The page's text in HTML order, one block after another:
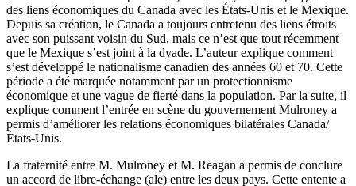
des liens économiques du Canada avec les États-Unis et le Mexique.
Depuis sa création, le Canada a toujours entretenu des liens étroits
avec son puissant voisin du Sud, mais ce n’est que tout récemment
que le Mexique s’est joint à la dyade. L’auteur explique comment
s’est développé le nationalisme canadien des années 60 et 70. Cette
période a été marquée notamment par un protectionnisme
économique et une vague de fierté dans la population. Par la suite, il
explique comment l’entrée en scène du gouvernement Mulroney a
permis d’améliorer les relations économiques bilatérales Canada/
États-Unis.
La fraternité entre M. Mulroney et M. Reagan a permis de conclure
un accord de libre-échange (ale) entre les deux pays. Cette entente a